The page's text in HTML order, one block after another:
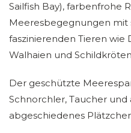
Sailfish Bay), farbenfrohe
Meeresbegegnungen mit
faszinierenden Tieren wie
Walhaien und
Der geschützte
Schnorchler, Taucher und
abgeschiedenes